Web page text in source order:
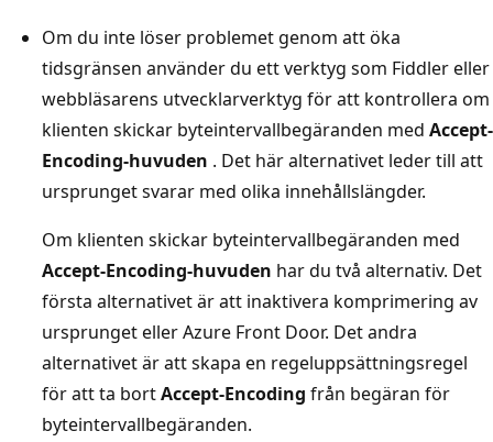
Om du inte löser problemet genom att öka
tidsgränsen använder du ett verktyg som Fiddler eller
webbläsarens utvecklarverktyg för att kontrollera om
klienten skickar byteintervallbegäranden med Accept-
Encoding-huvuden . Det här alternativet leder till att
ursprunget svarar med olika innehållslängder.
Om klienten skickar byteintervallbegäranden med
Accept-Encoding-huvuden har du två alternativ. Det
första alternativet är att inaktivera komprimering av
ursprunget eller Azure Front Door. Det andra
alternativet är att skapa en regeluppsättningsregel
för att ta bortAccept-Encoding från begäran för
byteintervallbegäranden.